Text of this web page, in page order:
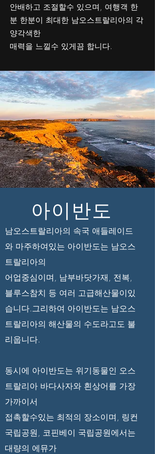
안배하고 조절할수 있으며, 여행객 한
분 한분이 최대한 남오스트랄리아의 각
양각색한
매력을 느낄수 있게끔 합니다.
아이반도
남오스트랄리아의 속국 애들레이드
와 마주하여있는 아이반도는 남오스
트랄리아의
어업중심이며, 남부바닷가재, 전복,
블루스참치 등 여러 고급해산물이있
습니다.그리하여 아이반도는 남오스
트랄리아의 해산물의 수도라고도 불
리웁니다.
동시에 아이반도는 위기동물인 오스
트랄리아 바다사자와 흰상어를 가장
가까이서
접촉할수있는 최적의 장소이며, 링컨
국립공원, 코핀베이 국립공원에서는
대량의 에뮤가